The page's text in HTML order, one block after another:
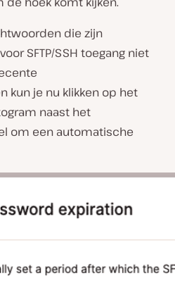
die zijn
SFTP/SSH toegang niet
kun je nu klikken op het
naast het
om een automatische